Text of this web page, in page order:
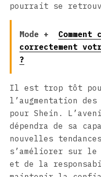
pourrait se
Mode +
correctement
?
Il est trop tôt
l’augmentation
pour Shein.
dépendra de sa
nouvelles
s’améliorer sur
et de la